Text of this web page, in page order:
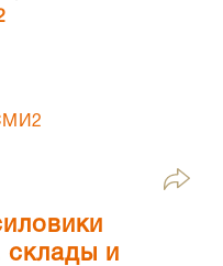
склады и